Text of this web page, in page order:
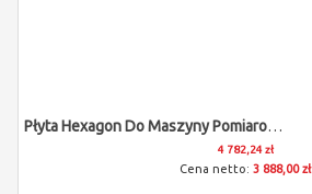
Płyta Hexagon Do Maszyny Pomiarowej (M8/300x400x12)
4 782,24 zł
3 888,00 zł